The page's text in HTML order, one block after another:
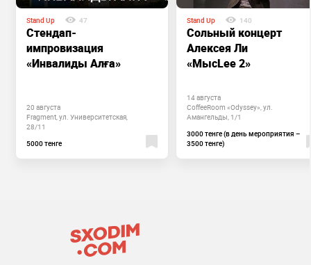
Stand Up 47
Стендап-
импровизация
«Инвалиды Алға»
20 августа
Fragment, ул. Университетская,
28/11
5000 тенге
Stand Up 140
Сольный концерт
Алексея Ли
«МысLee 2»
14 августа
CoffeeRoom «Odyssey», ул.
Амангельды, 1/1
3000 тенге (в день мероприятия –
3500 тенге)